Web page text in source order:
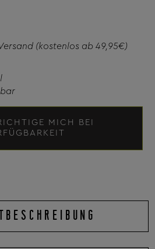
(kostenlos ab 49,95€)
MICH BEI